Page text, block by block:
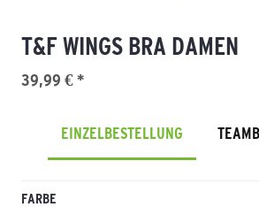
T&F WINGS BRA DAMEN
39,99 € *
EINZELBESTELLUNG
FARBE